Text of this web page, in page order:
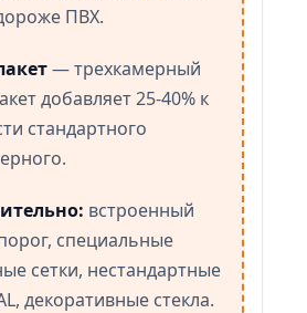
ПВХ.
— трехкамерный
добавляет 25-40% к
стандартного
встроенный
специальные
сетки, нестандартные
декоративные стекла.